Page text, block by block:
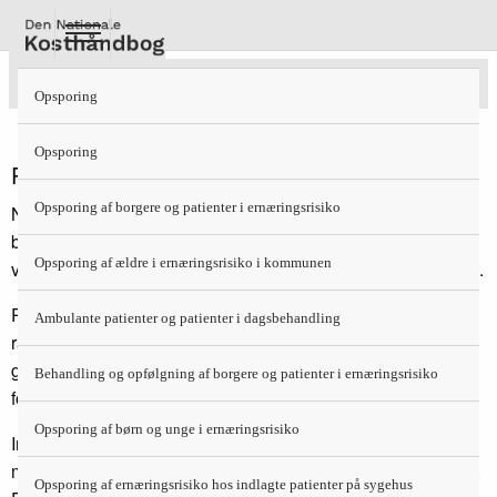
hovedindhold
Opsporing
Opsporing
Opsporing af borgere og patienter i ernæringsrisiko
Opsporing af ældre i ernæringsrisiko i kommunen
Ambulante patienter og patienter i dagsbehandling
Behandling og opfølgning af borgere og patienter i ernæringsrisiko
Opsporing af børn og unge i ernæringsrisiko
Opsporing af ernæringsrisiko hos indlagte patienter på sygehus
Portionsstørrelser
Portionsstørrelser
Normalkost, Sygehuskost og Kost til småtspisende kan
baseres på stort set de samme fødevarer, dog med
varierende fedtindhold, jvf. de udarbejdede
.
Portionsstørrelserne bør tilpasses appetitten hos hhv. de
raske og de syge/småtspisende. Det er vanskeligt at lave
generelle standarder for portionsstørrelserne for de
forskellige kostformer.
Institutioner kan under hensyn til interne forhold og til
madvaner og -kultur fastsætte deres egne portionsstørrelser.